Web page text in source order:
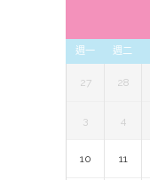
週一 週二
27 28
3 4
10 11